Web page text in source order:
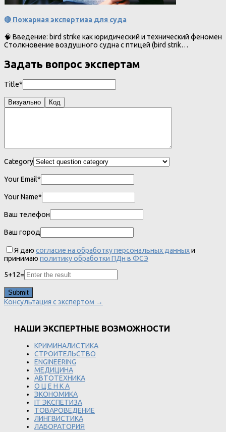
🔴 Пожарная экспертиза для суда
🧠 Введение: bird strike как юридический и технический феномен
Столкновение воздушного судна с птицей (bird strik…
Задать вопрос экспертам
Title*
Визуально Код
Category
Your Email*
Your Name*
Ваш телефон
Ваш город
Я даю согласие на обработку персональных данныхи
принимаю политику обработки ПДн в ФСЭ
5+12=
Консультация с экспертом →
НАШИ ЭКСПЕРТНЫЕ ВОЗМОЖНОСТИ
КРИМИНАЛИСТИКА
СТРОИТЕЛЬСТВО
ENGINEERING
МЕДИЦИНА
АВТОТЕХНИКА
О Ц Е Н К А
ЭКОНОМИКА
IT ЭКСПЕТИЗА
ТОВАРОВЕДЕНИЕ
ЛИНГВИСТИКА
ЛАБОРАТОРИЯ